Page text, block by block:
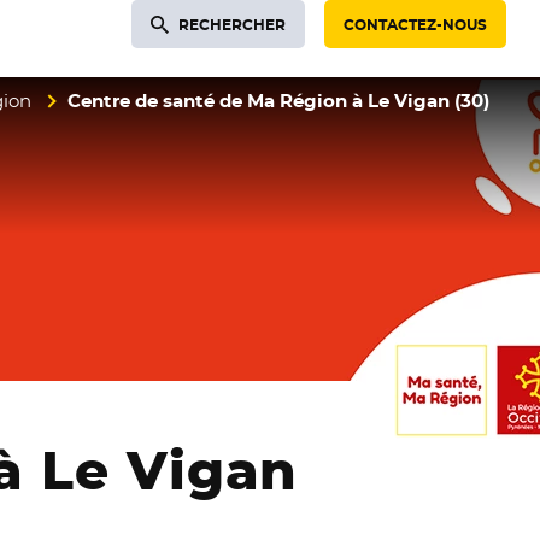
RECHERCHER CONTACTEZ-NOUS
Centre de santé de Ma Région à Le Vigan (30)
Le Vigan